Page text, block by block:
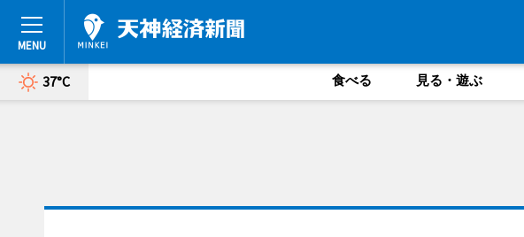
37°C 食べる 見る・遊ぶ